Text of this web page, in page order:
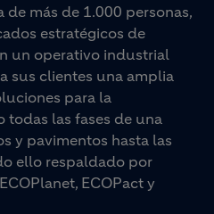
más de 1.000 personas,
estratégicos de
un operativo industrial
sus clientes una amplia
para la
las fases de una
y pavimentos hasta las
ello respaldado por
ECOPact y